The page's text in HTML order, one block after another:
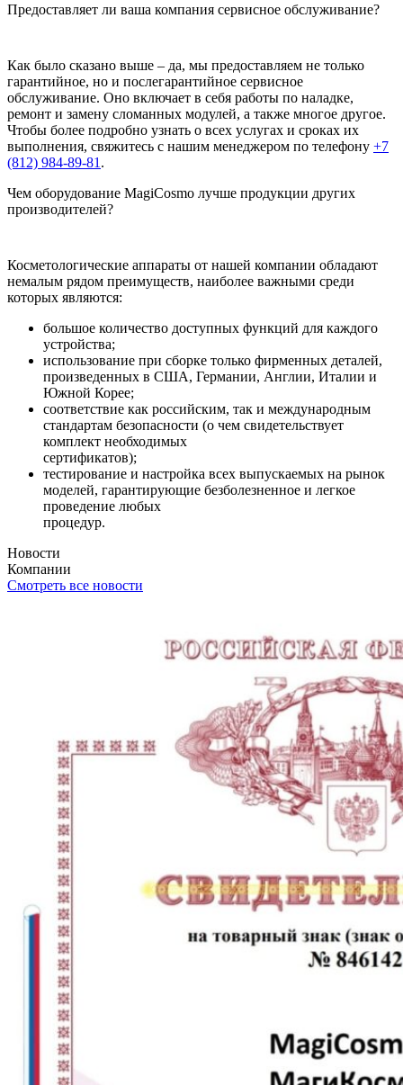
Предоставляет ли ваша компания сервисное обслуживание?
Как было сказано выше – да, мы предоставляем не только
гарантийное, но и послегарантийное сервисное
обслуживание. Оно включает в себя работы по наладке,
ремонт и замену сломанных модулей, а также многое другое.
Чтобы более подробно узнать о всех услугах и сроках их
выполнения, свяжитесь с нашим менеджером по телефону +7
(812) 984-89-81 .
Чем оборудование MagiCosmo лучше продукции других
производителей?
Косметологические аппараты от нашей компании обладают
немалым рядом преимуществ, наиболее важными среди
которых являются:
большое количество доступных функций для каждого
устройства;
использование при сборке только фирменных деталей,
произведенных в США, Германии, Англии, Италии и
Южной Корее;
соответствие как российским, так и международным
стандартам безопасности (о чем свидетельствует
комплект необходимых
сертификатов);
тестирование и настройка всех выпускаемых на рынок
моделей, гарантирующие безболезненное и легкое
проведение любых
процедур.
Новости
Компании
Смотреть все новости